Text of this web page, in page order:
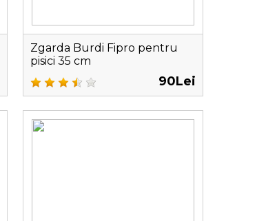
Zgarda Burdi Fipro pentru
pisici 35 cm
90Lei